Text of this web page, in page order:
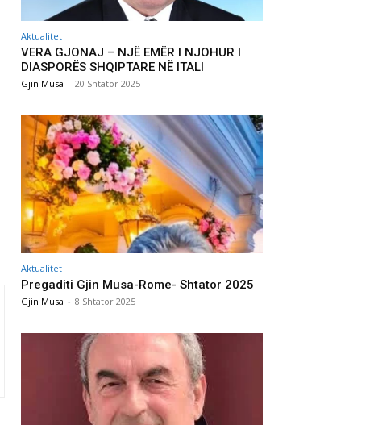
Aktualitet
VERA GJONAJ – NJË EMËR I NJOHUR I
DIASPORËS SHQIPTARE NË ITALI
Gjin Musa - 20 Shtator 2025
Aktualitet
Pregaditi Gjin Musa-Rome- Shtator 2025
Gjin Musa - 8 Shtator 2025